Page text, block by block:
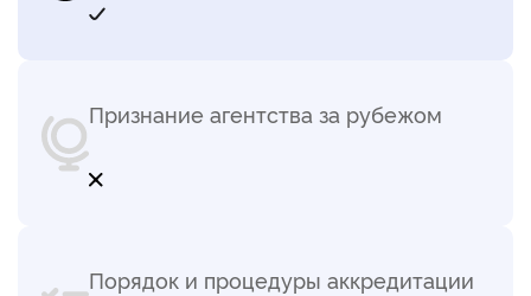
Признание агентства за рубежом
Порядок и процедуры аккредитации